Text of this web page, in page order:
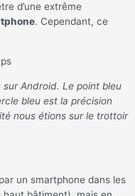
d’une extrême
. Cependant, ce
sur Android. Le point bleu
bleu est la précision
nous étions sur le trottoir
un smartphone dans les